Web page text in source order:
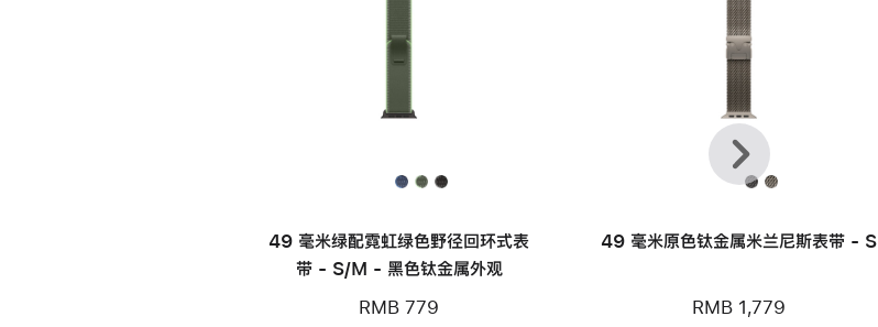
49 毫米绿配霓虹绿色野径回环式表
带 - S/M - 黑色钛金属外观
RMB 779
49 毫米原色钛金属米兰尼斯表带 - S
RMB 1,779
上
一
个
下
一
个